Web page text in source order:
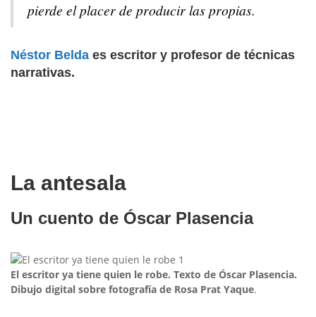
pierde el placer de producir las propias.
Néstor Belda es escritor y profesor de técnicas
narrativas.
La antesala
Un cuento de Óscar Plasencia
El escritor ya tiene quien le robe. Texto de Óscar Plasencia.
Dibujo digital sobre fotografía de Rosa Prat Yaque.